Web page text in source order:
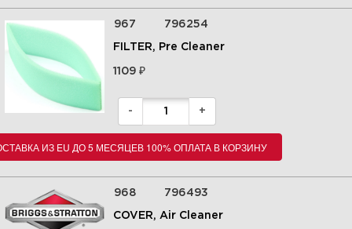
Увеличить
967 796254
FILTER, Pre Cleaner
1109₽
- +
ИЗ EU ДО 5 МЕСЯЦЕВ 100% ОПЛАТА В КОРЗИНУ
968 796493
COVER, Air Cleaner